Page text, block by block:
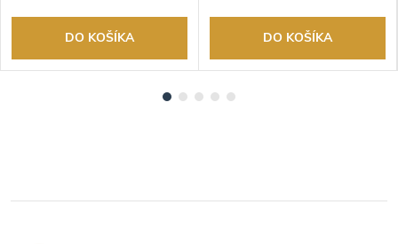
DO KOŠÍKA DO KOŠÍKA